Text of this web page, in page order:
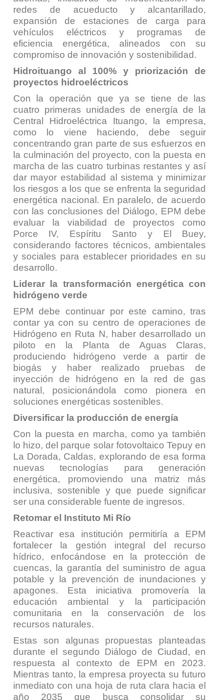
redes de acueducto y alcantarillado,
expansión de estaciones de carga para
vehículos eléctricos y programas de
eficiencia energética, alineados con su
compromiso de innovación y sostenibilidad.
Hidroituango al 100% y priorización de
proyectos hidroeléctricos
Con la operación que ya se tiene de las
cuatro primeras unidades de energía de la
Central Hidroeléctrica Ituango, la empresa,
como lo viene haciendo, debe seguir
concentrando gran parte de sus esfuerzos en
la culminación del proyecto, con la puesta en
marcha de las cuatro turbinas restantes y así
dar mayor estabilidad al sistema y minimizar
los riesgos a los que se enfrenta la seguridad
energética nacional. En paralelo, de acuerdo
con las conclusiones del Diálogo, EPM debe
evaluar la viabilidad de proyectos como
Porce IV, Espíritu Santo y El Buey,
considerando factores técnicos, ambientales
y sociales para establecer prioridades en su
desarrollo.
Liderar la transformación energética con
hidrógeno verde
EPM debe continuar por este camino, tras
contar ya con su centro de operaciones de
Hidrógeno en Ruta N, haber desarrollado un
piloto en la Planta de Aguas Claras,
produciendo hidrógeno verde a partir de
biogás y haber realizado pruebas de
inyección de hidrógeno en la red de gas
natural, posicionándola como pionera en
soluciones energéticas sostenibles.
Diversificar la producción de energía
Con la puesta en marcha, como ya también
lo hizo, del parque solar fotovoltaico Tepuy en
La Dorada, Caldas, explorando de esa forma
nuevas tecnologías para generación
energética, promoviendo una matriz más
inclusiva, sostenible y que puede significar
ser una considerable fuente de ingresos.
Retomar el Instituto Mi Río
Reactivar esa institución permitiría a EPM
fortalecer la gestión integral del recurso
hídrico, enfocándose en la protección de
cuencas, la garantía del suministro de agua
potable y la prevención de inundaciones y
apagones. Esta iniciativa promovería la
educación ambiental y la participación
comunitaria en la conservación de los
recursos naturales.
Estas son algunas propuestas planteadas
durante el segundo Diálogo de Ciudad, en
respuesta al contexto de EPM en 2023.
Mientras tanto, la empresa proyecta su futuro
inmediato con una hoja de ruta clara hacia el
año 2035 que busca consolidar su